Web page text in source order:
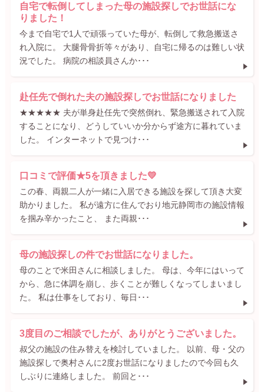
自宅で転倒してしまった母の施設探しでお世話にな
りました！
今まで自宅で1人で頑張っていた母が、転倒して救急搬送さ
れ入院に。 大腿骨骨折等々があり、自宅に帰るのは難しい状
況でした。 病院の相談員さんか･･･
赴任先で倒れた夫の施設探しでお世話になりました
★★★★★ 夫が単身赴任先で突然倒れ、緊急搬送されて入院
することになり、どうしていいか分からず途方に暮れていま
した。 インターネットで見つけ･･･
口コミで評価★5を頂きました💛
この春、両親二人が一緒に入居できる施設を探して頂き大変
助かりました。 私が遠方に住んでおり地元静岡市の施設情報
を掴み辛かったこと、 また両親･･･
母の施設探しの件でお世話になりました。
母のことで米田さんに相談しました。 母は、今年にはいって
から、急に体調を崩し、歩くことが難しくなってしまいまし
た。 私は仕事をしており、毎日･･･
3度目のご相談でしたが、ありがとうございました。
叔父の施設の住み替えを検討していました。 以前、母・父の
施設探しで奥村さんに2度お世話になりましたので今回も久
しぶりに連絡しました。 前回と･･･